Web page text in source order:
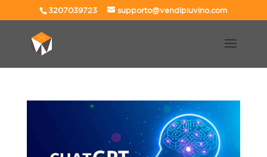
3207039723 supporto@vendipiuvino.com